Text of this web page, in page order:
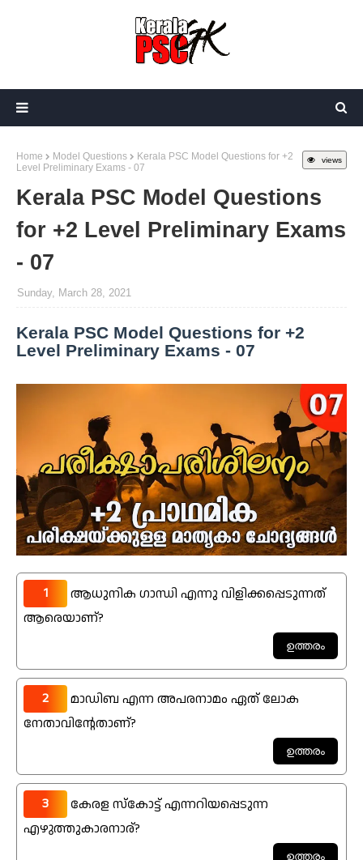
views
Home Model Questions
Kerala PSC Model Questions for +2
Level Preliminary Exams - 07
Kerala PSC Model Questions
for +2 Level Preliminary Exams
- 07
Sunday, March 28, 2021
Kerala PSC Model Questions for +2
Level Preliminary Exams - 07
1
ആധുനിക ഗാന്ധി എന്നു വിളിക്കപ്പെടുന്നത്
ആരെയാണ്?
2
മാഡിബ എന്ന അപരനാമം ഏത് ലോക
നേതാവിന്റേതാണ്?
3
കേരള സ്കോട്ട് എന്നറിയപ്പെടുന്ന
എഴുത്തുകാരനാര്?